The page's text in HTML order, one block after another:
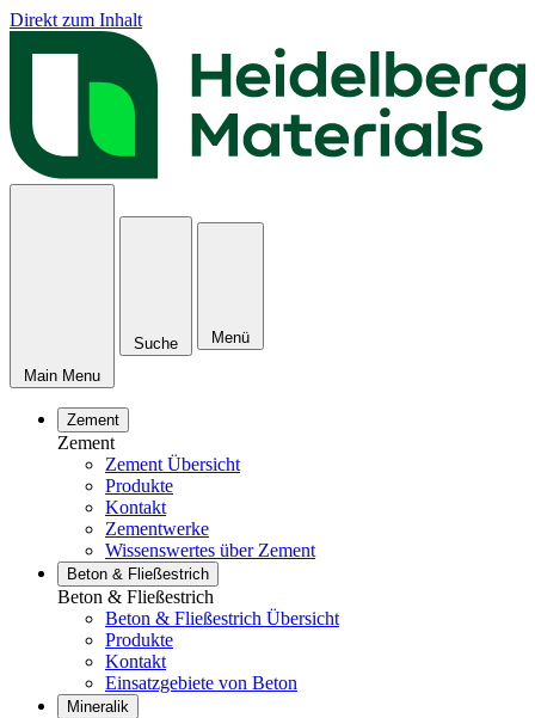
Direkt zum Inhalt
Main Menu
Suche Menü
Zement
Zement
Zement Übersicht
Produkte
Kontakt
Zementwerke
Wissenswertes über Zement
Beton & Fließestrich
Beton & Fließestrich
Beton & Fließestrich Übersicht
Produkte
Kontakt
Einsatzgebiete von Beton
Mineralik